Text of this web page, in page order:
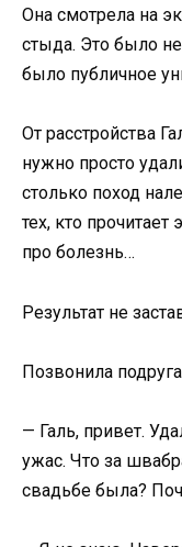
Она смотрела на
стыда. Это было
было публичное
От расстройства
нужно просто
столько поход
тех, кто
про болезнь…
Результат не
Позвонила
— Галь, привет.
ужас. Что за
свадьбе была?